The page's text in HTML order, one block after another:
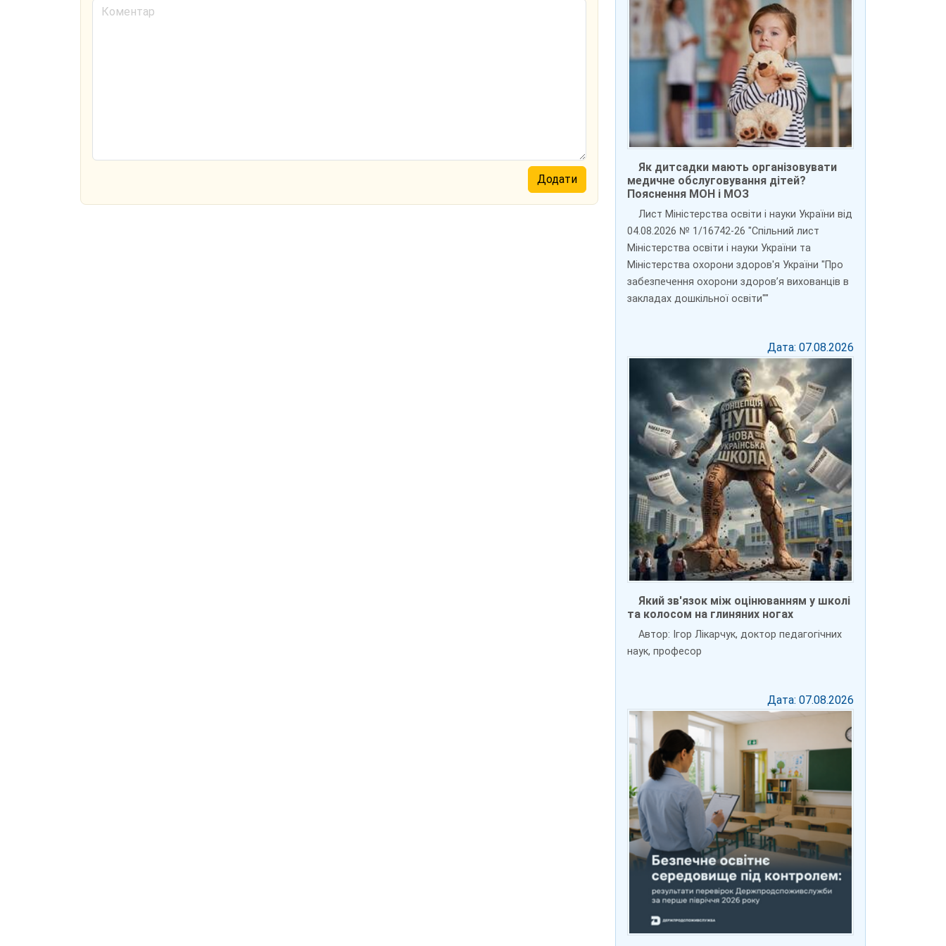
Як дитсадки мають організовувати
медичне обслуговування дітей?
Пояснення МОН і МОЗ
Лист Міністерства освіти і науки України від
04.08.2026 № 1/16742-26 "Спільний лист
Міністерства освіти і науки України та
Міністерства охорони здоров'я України "Про
забезпечення охорони здоров’я вихованців в
закладах дошкільної освіти""
Дата: 07.08.2026
Який зв'язок між оцінюванням у школі
та колосом на глиняних ногах
Автор: Ігор Лікарчук, доктор педагогічних
наук, професор
Дата: 07.08.2026